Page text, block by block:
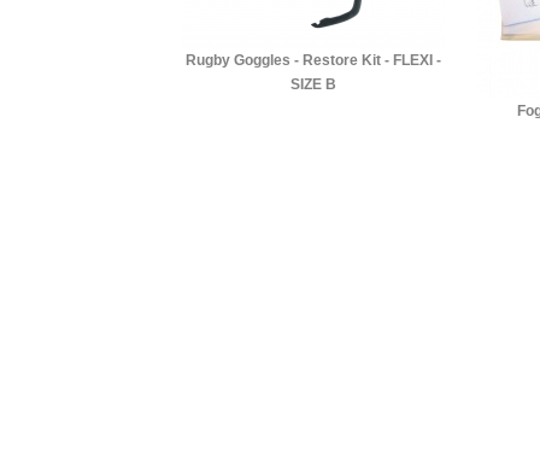
Rugby Goggles - Restore Kit - FLEXI -
SIZE B